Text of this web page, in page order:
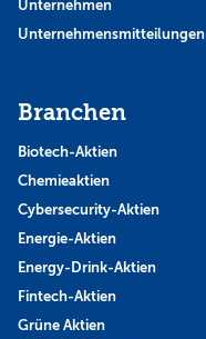
Unternehmen
Unternehmensmitteilungen
Branchen
Biotech-Aktien
Chemieaktien
Cybersecurity-Aktien
Energie-Aktien
Energy-Drink-Aktien
Fintech-Aktien
Grüne Aktien